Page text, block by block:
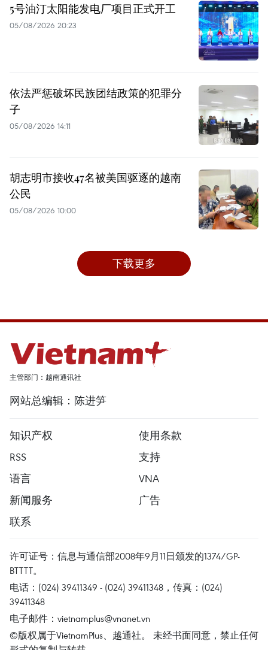
5号油汀太阳能发电厂项目正式开工
05/08/2026 20:23
依法严惩破坏民族团结政策的犯罪分
子
05/08/2026 14:11
胡志明市接收47名被美国驱逐的越南
公民
05/08/2026 10:00
下载更多
主管部门：越南通讯社
网站总编辑：陈进笋
知识产权
使用条款
RSS
支持
语言
VNA
新闻服务
广告
联系
许可证号：信息与通信部2008年9月11日颁发的1374/GP-
BTTTT。
电话：(024) 39411349 - (024) 39411348，传真：(024)
39411348
电子邮件： vietnamplus@vnanet.vn
©版权属于VietnamPlus、越通社。 未经书面同意，禁止任何